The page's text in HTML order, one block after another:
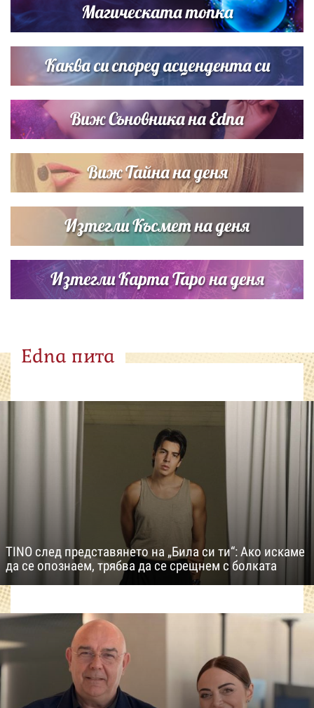
Магическата топка
Каква си според асцендента си
Виж Съновника на Edna
Виж Тайна на деня
Изтегли Късмет на деня
Изтегли Карта Таро на деня
Edna пита
TINO след представянето на „Била си ти“: Ако искаме
да се опознаем, трябва да се срещнем с болката